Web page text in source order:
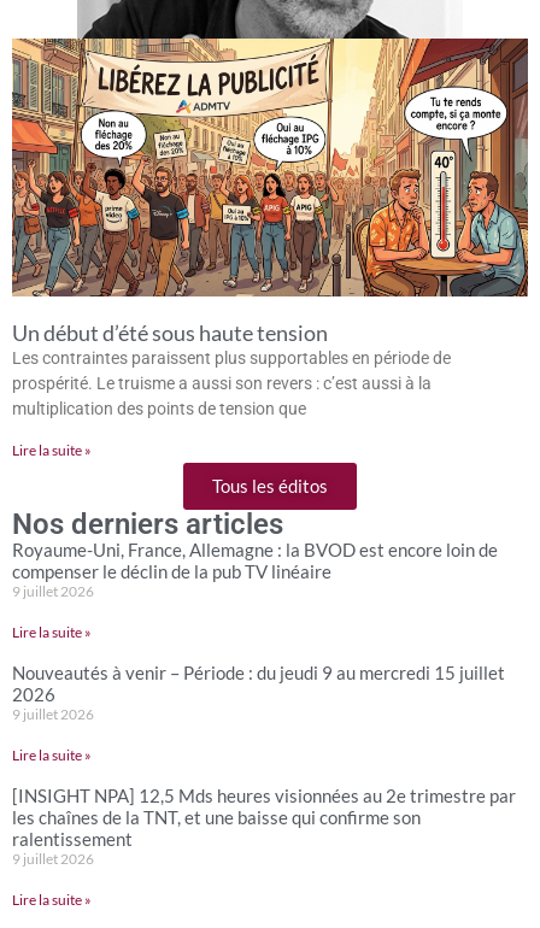
Un début d’été sous haute tension
Les contraintes paraissent plus supportables en période de
prospérité. Le truisme a aussi son revers : c’est aussi à la
multiplication des points de tension que
Lire la suite »
Tous les éditos
Nos derniers articles
Royaume-Uni, France, Allemagne : la BVOD est encore loin de
compenser le déclin de la pub TV linéaire
9 juillet 2026
Lire la suite »
Nouveautés à venir – Période : du jeudi 9 au mercredi 15 juillet
2026
9 juillet 2026
Lire la suite »
[INSIGHT NPA] 12,5 Mds heures visionnées au 2e trimestre par
les chaînes de la TNT, et une baisse qui confirme son
ralentissement
9 juillet 2026
Lire la suite »